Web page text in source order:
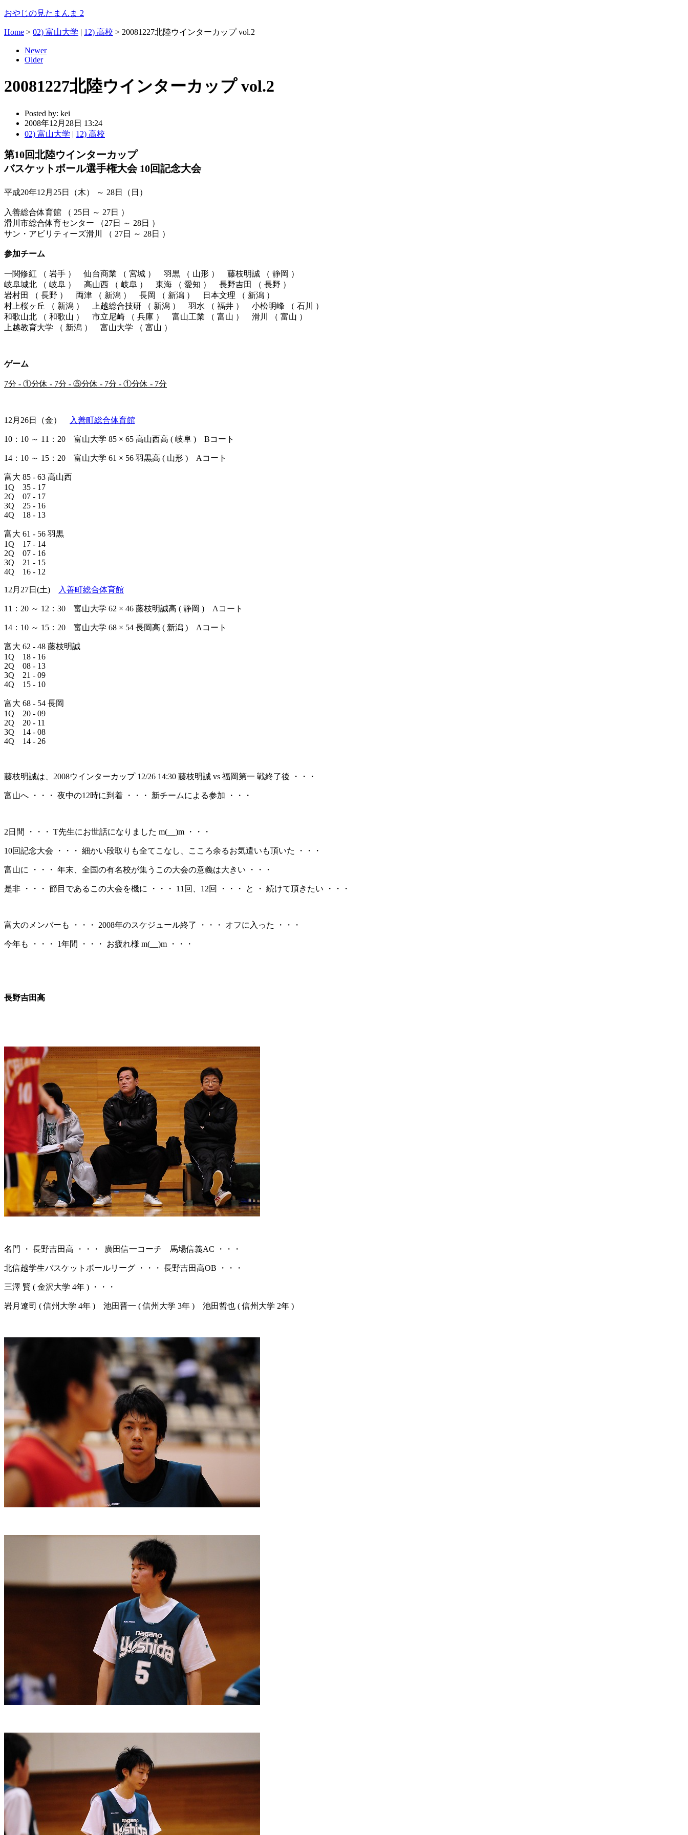
おやじの見たまんま 2
Home > 02) 富山大学 | 12) 高校 > 20081227北陸ウインターカップ vol.2
Newer
Older
20081227北陸ウインターカップ vol.2
Posted by: kei
2008年12月28日 13:24
02) 富山大学 | 12) 高校
第10回北陸ウインターカップ
バスケットボール選手権大会 10回記念大会
平成20年12月25日（木） ～ 28日（日）
入善総合体育館 （ 25日 ～ 27日 ）
滑川市総合体育センター （27日 ～ 28日 ）
サン・アビリティーズ滑川 （ 27日 ～ 28日 ）
参加チーム
一関修紅 （ 岩手 ） 仙台商業 （ 宮城 ） 羽黒 （ 山形 ） 藤枝明誠 （ 静岡 ）
岐阜城北 （ 岐阜 ） 高山西 （ 岐阜 ） 東海 （ 愛知 ） 長野吉田 （ 長野 ）
岩村田 （ 長野 ） 両津 （ 新潟 ） 長岡 （ 新潟 ） 日本文理 （ 新潟 ）
村上桜ヶ丘 （ 新潟 ） 上越総合技研 （ 新潟 ） 羽水 （ 福井 ） 小松明峰 （ 石川 ）
和歌山北 （ 和歌山 ） 市立尼崎 （ 兵庫 ） 富山工業 （ 富山 ） 滑川 （ 富山 ）
上越教育大学 （ 新潟 ） 富山大学 （ 富山 ）
ゲーム
7分 - ①分休 - 7分 - ⑤分休 - 7分 - ①分休 - 7分
12月26日（金） 入善町総合体育館
10：10 ～ 11：20 富山大学 85 × 65 高山西高 ( 岐阜 ) Bコート
14：10 ～ 15：20 富山大学 61 × 56 羽黒高 ( 山形 ) Aコート
富大 85 - 63 高山西
1Q 35 - 17
2Q 07 - 17
3Q 25 - 16
4Q 18 - 13
富大 61 - 56 羽黒
1Q 17 - 14
2Q 07 - 16
3Q 21 - 15
4Q 16 - 12
12月27日(土) 入善町総合体育館
11：20 ～ 12：30 富山大学 62 × 46 藤枝明誠高 ( 静岡 ) Aコート
14：10 ～ 15：20 富山大学 68 × 54 長岡高 ( 新潟 ) Aコート
富大 62 - 48 藤枝明誠
1Q 18 - 16
2Q 08 - 13
3Q 21 - 09
4Q 15 - 10
富大 68 - 54 長岡
1Q 20 - 09
2Q 20 - 11
3Q 14 - 08
4Q 14 - 26
藤枝明誠は、2008ウインターカップ 12/26 14:30 藤枝明誠 vs 福岡第一 戦終了後 ・・・
富山へ ・・・ 夜中の12時に到着 ・・・ 新チームによる参加 ・・・
2日間 ・・・ T先生にお世話になりました m(__)m ・・・
10回記念大会 ・・・ 細かい段取りも全てこなし、こころ余るお気遣いも頂いた ・・・
富山に ・・・ 年末、全国の有名校が集うこの大会の意義は大きい ・・・
是非 ・・・ 節目であるこの大会を機に ・・・ 11回、12回 ・・・ と ・ 続けて頂きたい ・・・
富大のメンバーも ・・・ 2008年のスケジュール終了 ・・・ オフに入った ・・・
今年も ・・・ 1年間 ・・・ お疲れ様 m(__)m ・・・
長野吉田高
名門 ・ 長野吉田高 ・・・ 廣田信一コーチ 馬場信義AC ・・・
北信越学生バスケットボールリーグ ・・・ 長野吉田高OB ・・・
三澤 賢 ( 金沢大学 4年 ) ・・・
岩月遼司 ( 信州大学 4年 ) 池田晋一 ( 信州大学 3年 ) 池田哲也 ( 信州大学 2年 )